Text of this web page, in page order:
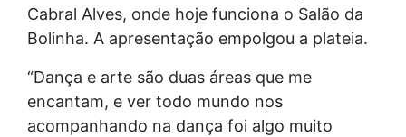
Cabral Alves, onde hoje funciona o Salão da
Bolinha. A apresentação empolgou a plateia.
“Dança e arte são duas áreas que me
encantam, e ver todo mundo nos
acompanhando na dança foi algo muito